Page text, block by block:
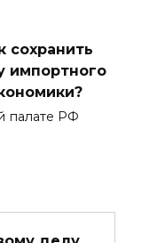
сохранить
импортного
палате РФ